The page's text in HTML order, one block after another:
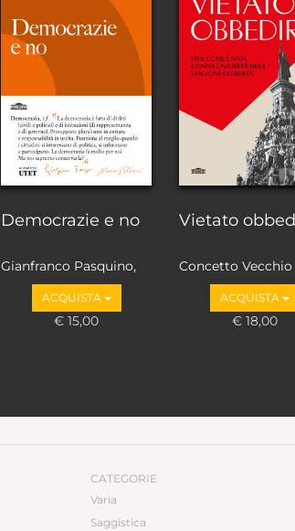
Democrazie e no
Gianfranco Pasquino,
Marco Valbruzzi
ACQUISTA
€ 15,00
Vietato
Concetto Vecchio
ACQUISTA
€ 18,00
CATEGORIE
Varia
Saggistica